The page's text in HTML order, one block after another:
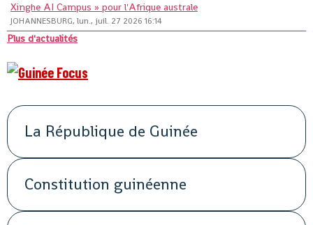
Xinghe AI Campus » pour l'Afrique australe
JOHANNESBURG, lun., juil. 27 2026 16:14
Plus d'actualités
La République de Guinée
Constitution guinéenne